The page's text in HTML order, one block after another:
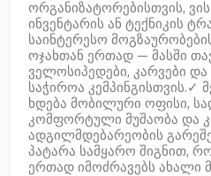
ორგანიზატორებისთვის,
ინვენტარის ან ტექნიკის
საინტერესო
ოჯახთან ერთად — მასში
ველოსიპედები, კარვები
საჭიროა კემპინგისთვის.✓
ხდება მობილური ოფისი,
კომფორტული მუშაობა და
ადგილმდებარეობის
პატარა სამყარო შიგნით,
ერთად იმოძრავებს ახალი